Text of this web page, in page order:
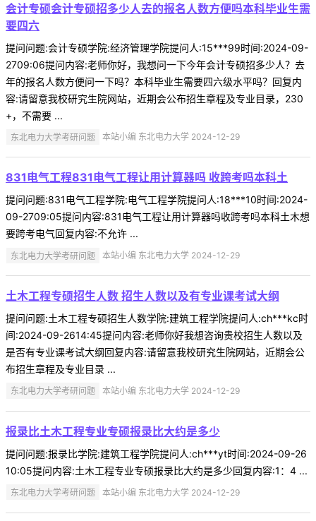
会计专硕会计专硕招多少人去的报名人数方便吗本科毕业生需
要四六
提问问题:会计专硕学院:经济管理学院提问人:15***99时间:2024-09-
2709:06提问内容:老师你好，我想问一下今年会计专硕招多少人？去
年的报名人数方便问一下吗？本科毕业生需要四六级水平吗？回复内
容:请留意我校研究生院网站，近期会公布招生章程及专业目录，230
+，不需要 ...
东北电力大学考研问题 本站小编 东北电力大学 2024-12-29
831电气工程831电气工程让用计算器吗 收跨考吗本科土
提问问题:831电气工程学院:电气工程学院提问人:18***10时间:2024-
09-2709:05提问内容:831电气工程让用计算器吗收跨考吗本科土木想
要跨考电气回复内容:不允许 ...
东北电力大学考研问题 本站小编 东北电力大学 2024-12-29
土木工程专硕招生人数 招生人数以及有专业课考试大纲
提问问题:土木工程专硕招生人数学院:建筑工程学院提问人:ch***kc时
间:2024-09-2614:45提问内容:老师你好我想咨询贵校招生人数以及
是否有专业课考试大纲回复内容:请留意我校研究生院网站，近期会公
布招生章程及专业目录 ...
东北电力大学考研问题 本站小编 东北电力大学 2024-12-29
报录比土木工程专业专硕报录比大约是多少
提问问题:报录比学院:建筑工程学院提问人:ch***yt时间:2024-09-26
10:05提问内容:土木工程专业专硕报录比大约是多少回复内容:1：4 ...
东北电力大学考研问题 本站小编 东北电力大学 2024-12-29